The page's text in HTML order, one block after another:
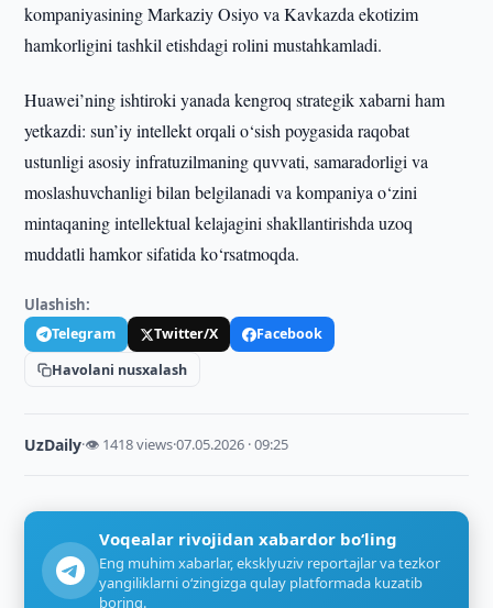
kompaniyasining Markaziy Osiyo va Kavkazda ekotizim
hamkorligini tashkil etishdagi rolini mustahkamladi.
Huawei’ning ishtiroki yanada kengroq strategik xabarni ham
yetkazdi: sun’iy intellekt orqali o‘sish poygasida raqobat
ustunligi asosiy infratuzilmaning quvvati, samaradorligi va
moslashuvchanligi bilan belgilanadi va kompaniya o‘zini
mintaqaning intellektual kelajagini shakllantirishda uzoq
muddatli hamkor sifatida ko‘rsatmoqda.
Ulashish:
Telegram Twitter/X
Facebook
Havolani nusxalash
UzDaily·👁 1418 views·07.05.2026 · 09:25
Voqealar rivojidan xabardor bo‘ling
Eng muhim xabarlar, eksklyuziv reportajlar va tezkor
yangiliklarni o‘zingizga qulay platformada kuzatib
boring.